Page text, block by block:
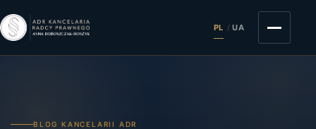
PL / UA
BLOG KANCELARII ADR